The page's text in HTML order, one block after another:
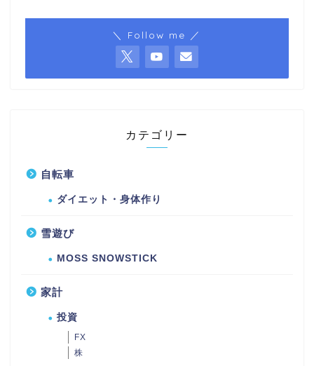
＼ Follow me ／
カテゴリー
自転車
ダイエット・身体作り
雪遊び
MOSS SNOWSTICK
家計
投資
FX
株